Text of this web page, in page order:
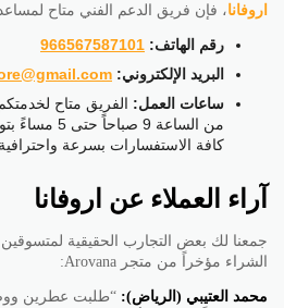
اروفانا، فإن فريق الدعم الفني متاح
رقم الهاتف: 966567587101
البريد الإلكتروني:
ساعات العمل: الفريق متاح
من الساعة 9
كافة الاستفسارات بسرعة
آراء العملاء عن اروفانا
جمعنا لك بعض التجارب الحقيقية
الشراء مؤخراً من متجر Arovana:
محمد العتيبي (الرياض):